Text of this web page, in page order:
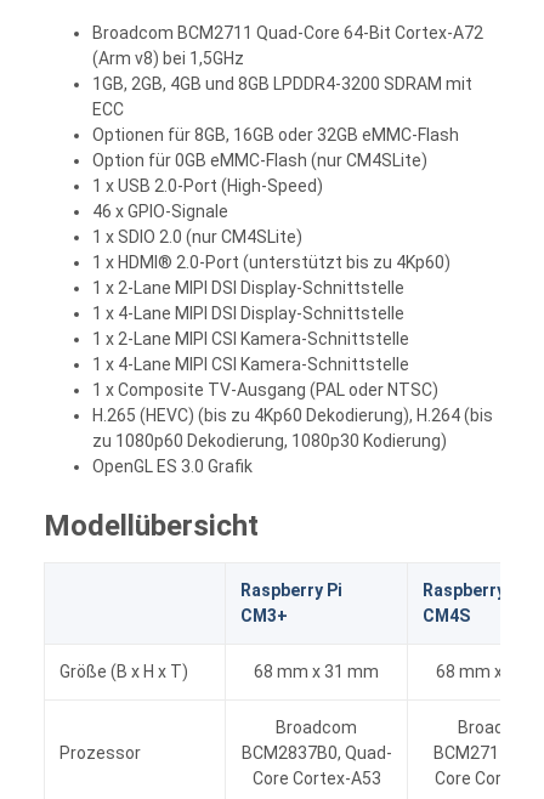
Broadcom BCM2711 Quad-Core 64-Bit Cortex-A72
(Arm v8) bei 1,5GHz
1GB, 2GB, 4GB und 8GB LPDDR4-3200 SDRAM mit
ECC
Optionen für 8GB, 16GB oder 32GB eMMC-Flash
Option für 0GB eMMC-Flash (nur CM4SLite)
1 x USB 2.0-Port (High-Speed)
46 x GPIO-Signale
1 x SDIO 2.0 (nur CM4SLite)
1 x HDMI® 2.0-Port (unterstützt bis zu 4Kp60)
1 x 2-Lane MIPI DSI Display-Schnittstelle
1 x 4-Lane MIPI DSI Display-Schnittstelle
1 x 2-Lane MIPI CSI Kamera-Schnittstelle
1 x 4-Lane MIPI CSI Kamera-Schnittstelle
1 x Composite TV-Ausgang (PAL oder NTSC)
H.265 (HEVC) (bis zu 4Kp60 Dekodierung), H.264 (bis
zu 1080p60 Dekodierung, 1080p30 Kodierung)
OpenGL ES 3.0 Grafik
Modellübersicht
Raspberry Pi
CM3+
Raspberry Pi
CM4S
Größe (B x H x T) 68 mm x 31 mm 68 mm x 31
Prozessor
Broadcom
BCM2837B0, Quad-
Core Cortex-A53
Broadcom
BCM2711,
Core Cortex-